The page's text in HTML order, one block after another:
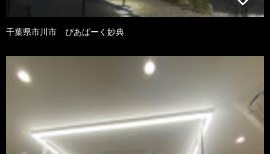
千葉県市川市 ぴあぱーく妙典